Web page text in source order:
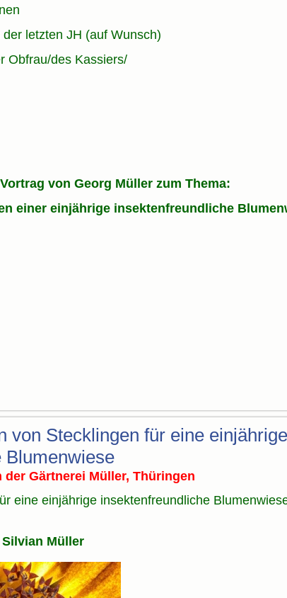
letzten JH (auf Wunsch)
Obfrau/des Kassiers/
Vortrag von Georg Müller zum Thema:
einer einjährige insektenfreundliche
von Stecklingen für eine einjährige
Blumenwiese
der Gärtnerei Müller, Thüringen
eine einjährige insektenfreundliche
Müller